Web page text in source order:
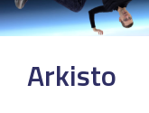
Arkisto